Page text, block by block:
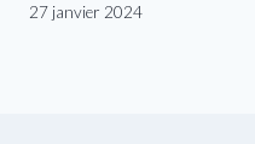
27 janvier 2024